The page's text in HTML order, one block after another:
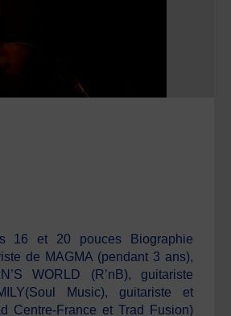
16 et 20 pouces Biographie
de MAGMA (pendant 3 ans),
WORLD (R’nB), guitariste
Music), guitariste et
Centre-France et Trad Fusion)